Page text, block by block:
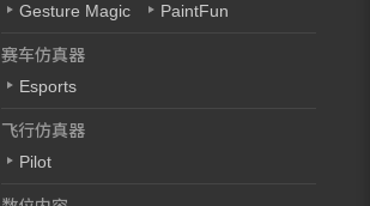
Gesture Magic
PaintFun
赛车仿真器
Esports
飞行仿真器
Pilot